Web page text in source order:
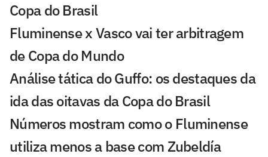
Copa do Brasil
Fluminense x Vasco vai ter arbitragem
de Copa do Mundo
Análise tática do Guffo: os destaques da
ida das oitavas da Copa do Brasil
Números mostram como o Fluminense
utiliza menos a base com Zubeldía